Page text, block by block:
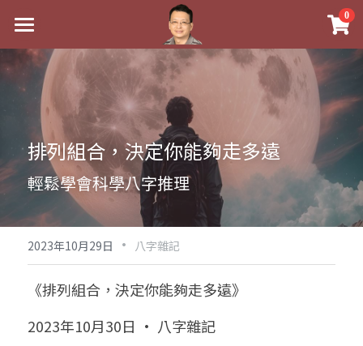
0
最新消息
關於我
實體經營
祖傳命理
手工印鑑
課程介紹
五行八字學
後天派陽宅
Blog
黃金會員專區
八字雜記
心靈成長
試閱專區
Podcast聽書
團隊訓練營
線上學苑
八字初階班1
命理商城
排列組合，決定你能夠走多遠
輕鬆學會科學八字推理
2023年10月29日 · 八字雜記
《排列組合，決定你能夠走多遠》
2023年10月30日 · 八字雜記
×
商品分類
八字線上完整班
科學八字推理PDF
《十神高階實戰錄》完整典藏版
1美元超值PDF